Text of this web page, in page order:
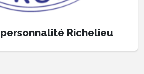
Richelieu